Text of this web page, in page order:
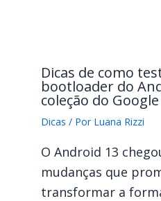
Dicas de como
bootloader do
coleção do
Dicas / Por Luana Rizzi
O Android 13
mudanças que
transformar a